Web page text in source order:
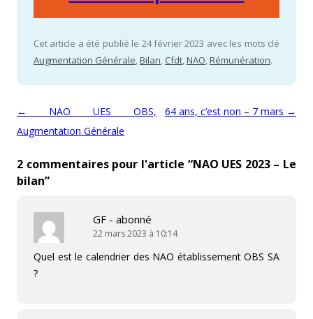
Cet article a été publié le 24 février 2023 avec les mots clé
Augmentation Générale,Bilan, Cfdt,NAO,Rémunération.
Navigation des articles
←
NAO UES OBS,
Augmentation Générale
64 ans, c’est non – 7 mars →
2 commentaires pour l'article “NAO UES 2023 – Le
bilan”
GF - abonné
22 mars 2023 à 10:14
Quel est le calendrier des NAO établissement OBS SA
?